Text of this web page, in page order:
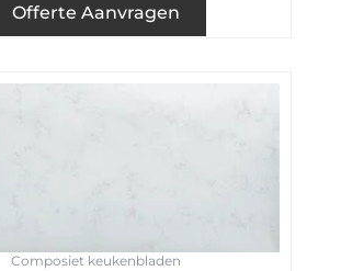
Offerte Aanvragen
Composiet keukenbladen